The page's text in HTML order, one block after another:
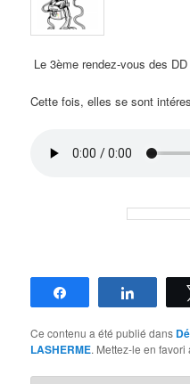
Le 3ème rendez-vous des
Cette fois, elles se sont
Partagez
Ce contenu a été publié dans
LASHERME. Mettez-le en